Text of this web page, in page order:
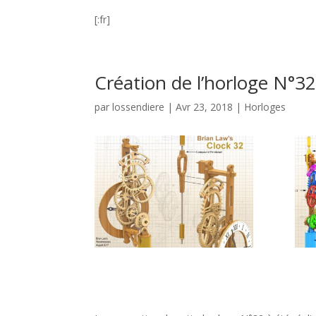
[:fr]
Création de l’horloge N°32
parlossendiere |Avr 23, 2018 | Horloges